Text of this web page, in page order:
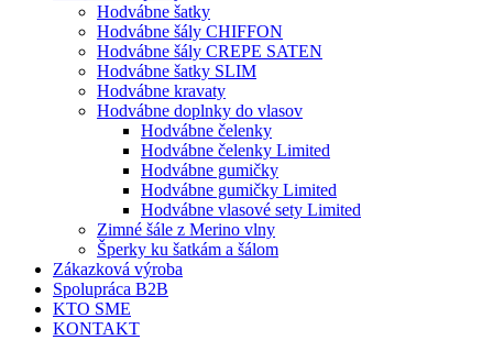
Hodvábne šatky
Hodvábne šály CHIFFON
Hodvábne šály CREPE SATEN
Hodvábne šatky SLIM
Hodvábne kravaty
Hodvábne doplnky do vlasov
Hodvábne čelenky
Hodvábne čelenky Limited
Hodvábne gumičky
Hodvábne gumičky Limited
Hodvábne vlasové sety Limited
Zimné šále z Merino vlny
Šperky ku šatkám a šálom
Zákazková výroba
Spolupráca B2B
KTO SME
KONTAKT